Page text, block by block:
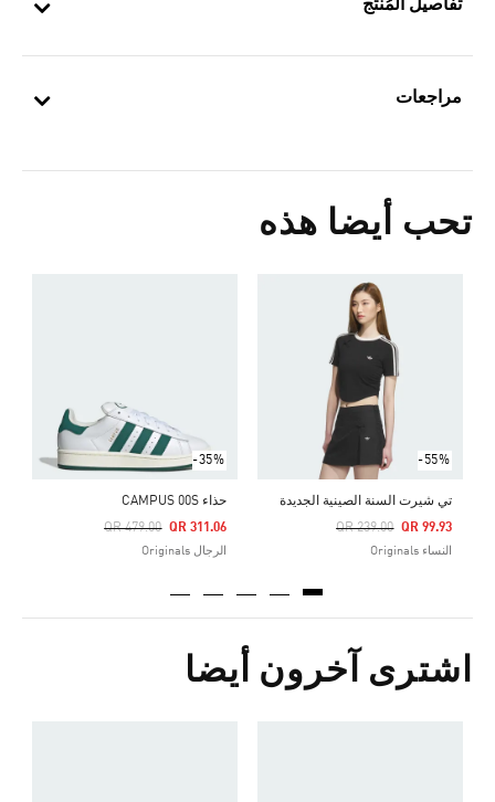
تفاصيل المُنتج
مراجعات
تحب أيضا هذه
-55%
تي شيرت السنة الصينية الجديدة
Price Reduced From
QR 239.00
To QR 99.93
النساء Originals
-35%
حذاء CAMPUS 00S
Price Reduced From
QR 479.00
To QR 311.06
الرجال Originals
اشترى آخرون أيضا